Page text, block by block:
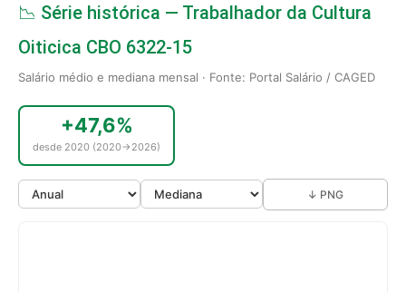
📉 Série histórica — Trabalhador da Cultura
Oiticica CBO 6322-15
Salário médio e mediana mensal · Fonte: Portal Salário / CAGED
+47,6%
desde 2020 (2020→2026)
↓ PNG